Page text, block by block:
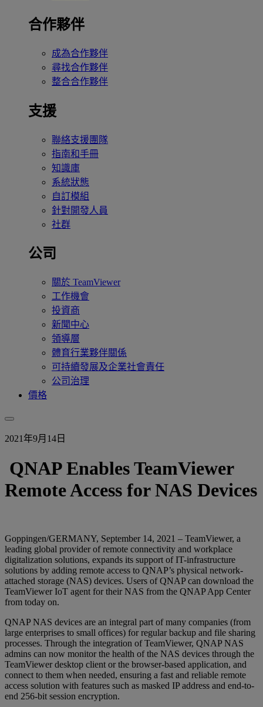
合作夥伴
成為合作夥伴
尋找合作夥伴
整合合作夥伴
支援
聯絡支援團隊
指南和手冊
知識庫
系統狀態
自訂模組
針對開發人員
社群
公司
關於 TeamViewer
工作機會
投資商
新聞中心
領導層
體育行業夥伴關係
可持續發展及企業社會責任
公司治理
價格
2021年9月14日
QNAP Enables TeamViewer
Remote Access for NAS Devices
Goppingen/GERMANY, September 14, 2021 – TeamViewer, a
leading global provider of remote connectivity and workplace
digitalization solutions, expands its support of IT-infrastructure
solutions by adding remote access to QNAP’s physical network-
attached storage (NAS) devices. Users of QNAP can download the
TeamViewer IoT agent for their NAS from the QNAP App Center
from today on.
QNAP NAS devices are an integral part of many companies (from
large enterprises to small offices) for regular backup and file sharing
processes. Through the integration of TeamViewer, QNAP NAS
admins can now monitor the health of the NAS devices through the
TeamViewer desktop client or the browser-based application, and
connect to them when needed, ensuring a fast and reliable remote
access solution with features such as masked IP address and end-to-
end 256-bit session encryption.